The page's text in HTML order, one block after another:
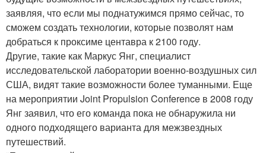
заявляя, что если мы поднатужимся прямо сейчас, то
сможем создать технологии, которые позволят нам
добраться к проксиме центавра к 2100 году.
Другие, такие как Маркус Янг, специалист
исследовательской лаборатории военно-воздушных сил
США, видят такие возможности более туманными. Еще
на мероприятии Joint Propulsion Conference в 2008 году
Янг заявил, что его команда пока не обнаружила ни
одного подходящего варианта для межзвездных
путешествий.